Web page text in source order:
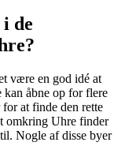
de
være en god idé at
åbne op for flere
at finde den rette
omkring Uhre finder
Nogle af disse byer